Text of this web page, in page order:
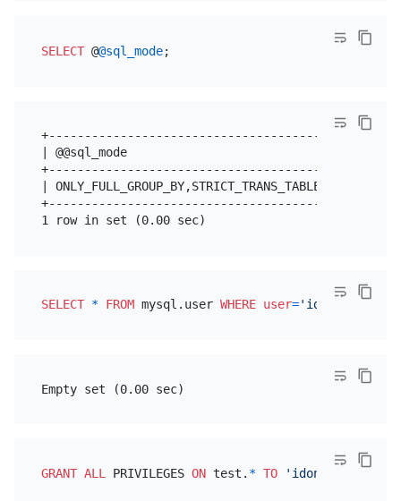
SELECT @@sql_mode
| @@sql_mode
|
SELECT * FROM mysql.user WHERE user='idontexist'
GRANT ALL PRIVILEGES ON test. * TO 'idontexist'